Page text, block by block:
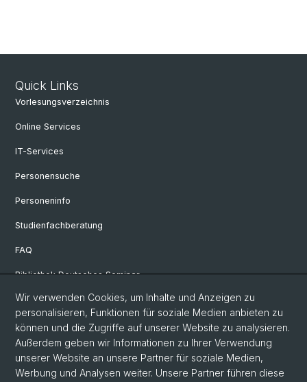
Quick Links
Vorlesungsverzeichnis
Online Services
IT-Services
Personensuche
Personeninfo
Studienfachberatung
FAQ
Bibliothek Deutsches Seminar
Neuere deutsche Literaturwissenschaft
Germanistische Mediävistik
Deutsche Sprachwissenschaft
Wir verwenden Cookies, um Inhalte und Anzeigen zu
personalisieren, Funktionen für soziale Medien anbieten zu
können und die Zugriffe auf unserer Website zu analysieren.
Außerdem geben wir Informationen zu Ihrer Verwendung
unserer Website an unsere Partner für soziale Medien,
Werbung und Analysen weiter. Unsere Partner führen diese